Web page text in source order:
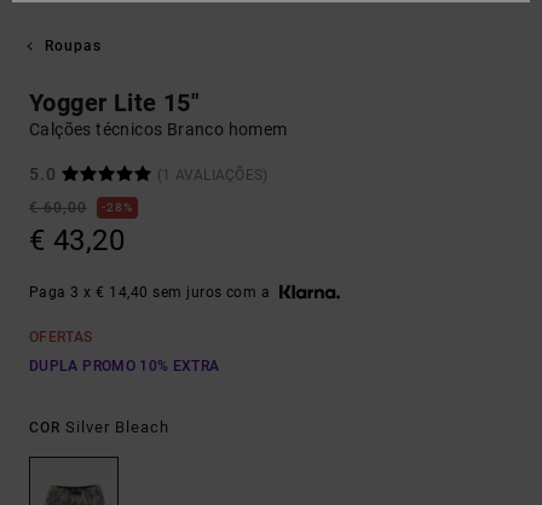
Roupas
Yogger Lite 15"
Calções técnicos Branco homem
5.0
(1 AVALIAÇÕES)
€ 60,00
28%
€ 43,20
Paga 3 x € 14,40 sem juros com a
OFERTAS
DUPLA PROMO 10% EXTRA
COR Silver Bleach